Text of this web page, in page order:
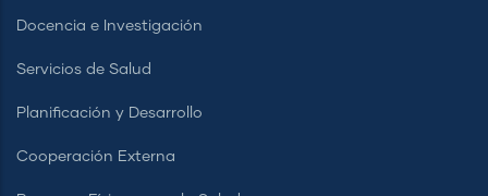
Docencia e Investigación
Servicios de Salud
Planificación y Desarrollo
Cooperación Externa